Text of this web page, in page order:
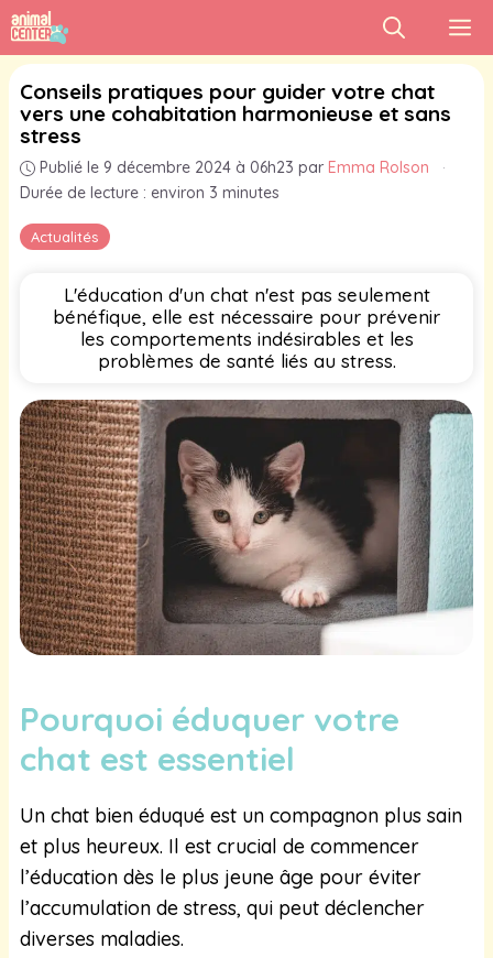
Aller
au
contenu
Actualités
Conseils pratiques pour guider votre chat
vers une cohabitation harmonieuse et sans
stress
Publié le 9 décembre 2024 à 06h23 par Emma Rolson
·
Durée de lecture : environ 3 minutes
L'éducation d'un chat n'est pas seulement
bénéfique, elle est nécessaire pour prévenir
les comportements indésirables et les
problèmes de santé liés au stress.
Pourquoi éduquer votre
chat est essentiel
Un chat bien éduqué est un compagnon plus sain
et plus heureux. Il est crucial de commencer
l’éducation dès le plus jeune âge pour éviter
l’accumulation de stress, qui peut déclencher
diverses maladies.